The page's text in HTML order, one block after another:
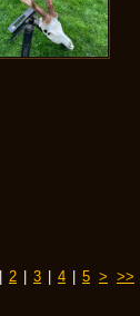
2 3 4 5 > >>